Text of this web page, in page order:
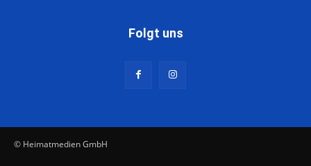
Folgt uns
© Heimatmedien GmbH